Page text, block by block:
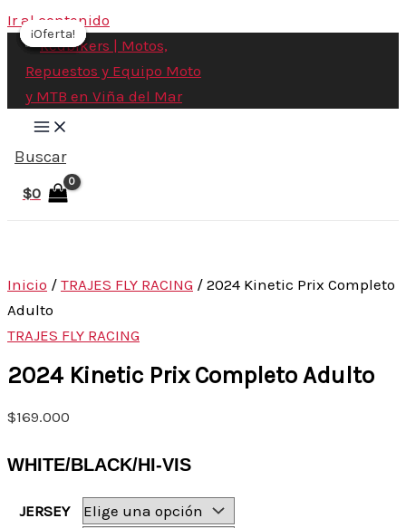
Ir al contenido
Buscar
$0
Inicio / TRAJES FLY RACING / 2024 Kinetic Prix Completo
Adulto
TRAJES FLY RACING
2024 Kinetic Prix Completo Adulto
$169.000
WHITE/BLACK/HI-VIS
JERSEY
¡Oferta!
¡Oferta!
¡Oferta!
¡Oferta!
¡Oferta!
¡Oferta!